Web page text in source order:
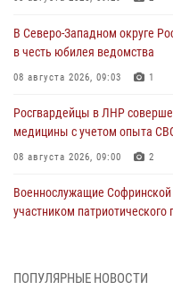
В Северо-Западном округе
в честь юбилея ведомства
08 августа 2026, 09:03 1
Росгвардейцы в ЛНР
медицины с учетом опыта
08 августа 2026, 09:00 2
Военнослужащие Софринской
участником
ПОПУЛЯРНЫЕ НОВОСТИ